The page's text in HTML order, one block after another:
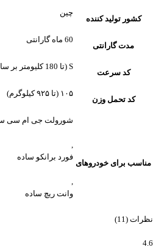
کشور تولید کننده
چین
مدت گارانتی
60 ماه گارانتی
کد سرعت
S (تا 180 کلیومتر بر ساعت)
کد تحمل وزن
۱۰۵ (تا ۹۲۵ کیلوگرم)
مناسب برای خودروهای
شورولت جی ام سی
,
فورد برانکو ساده
,
وانت ریچ ساده
نظرات (11)
4.6